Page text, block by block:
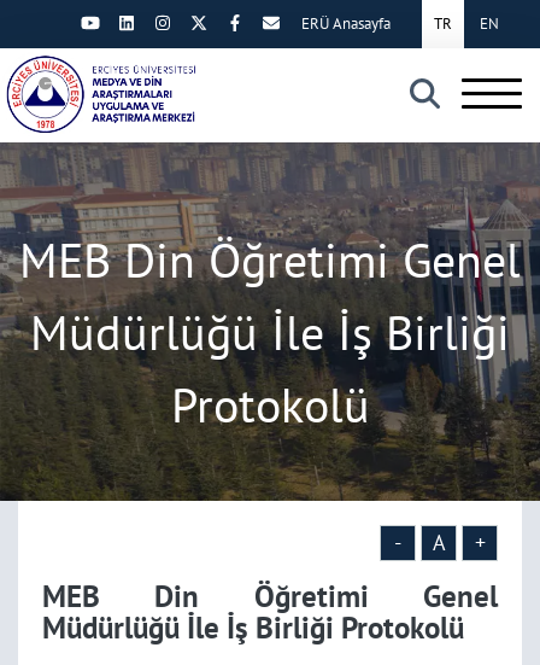
×
TR EN
ERÜ Anasayfa
MEB Din Öğretimi Genel
Müdürlüğü İle İş Birliği
Protokolü
- A +
MEB Din Öğretimi Genel
Müdürlüğü İle İş Birliği Protokolü